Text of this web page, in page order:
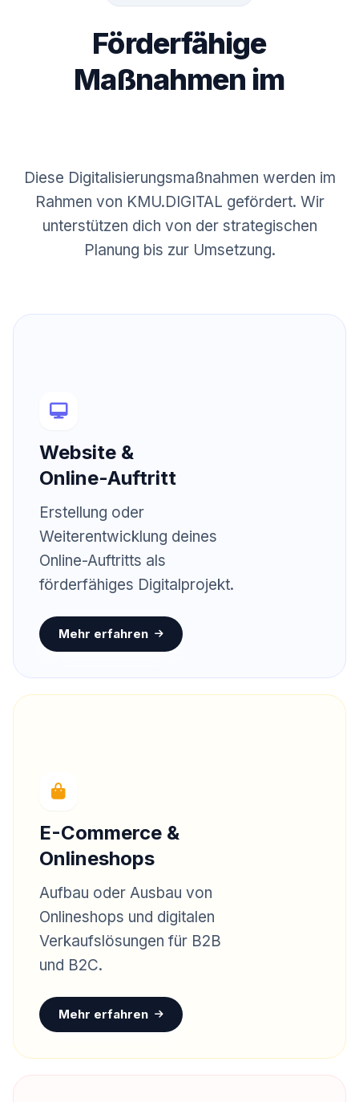
Förderfähige
Maßnahmen im
Diese Digitalisierungsmaßnahmen werden im
Rahmen von KMU.DIGITAL gefördert. Wir
unterstützen dich von der strategischen
Planung bis zur Umsetzung.
Website &
Online-Auftritt
Erstellung oder
Weiterentwicklung deines
Online-Auftritts als
förderfähiges Digitalprojekt.
Mehr erfahren
E-Commerce &
Onlineshops
Aufbau oder Ausbau von
Onlineshops und digitalen
Verkaufslösungen für B2B
und B2C.
Mehr erfahren